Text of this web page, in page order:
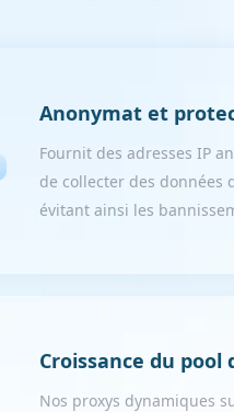
Anonymat et
Fournit des adresses IP
de collecter des données
évitant ainsi les
Croissance du pool
Nos proxys dynamiques